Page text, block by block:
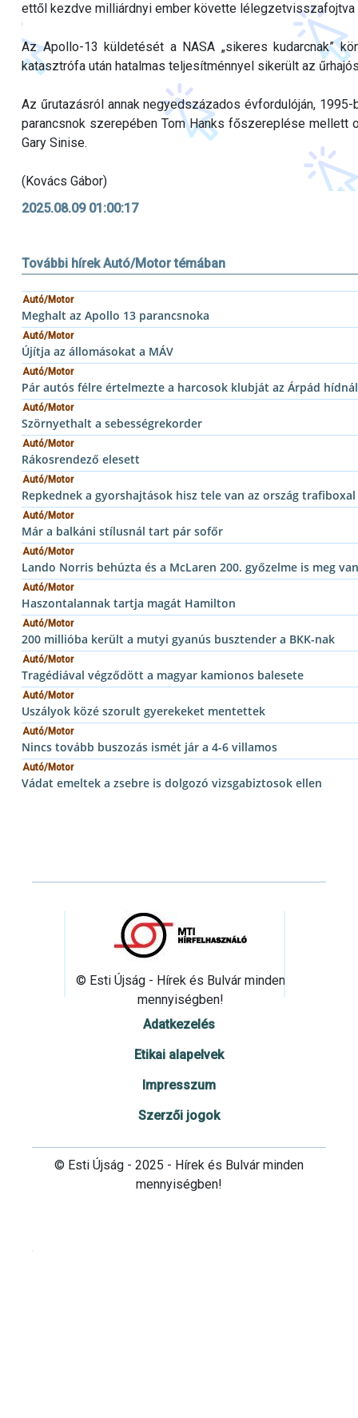
ettől kezdve milliárdnyi ember követte lélegzetvisszafojtva
Az Apollo-13 küldetését a NASA „sikeres kudarcnak”
katasztrófa után hatalmas teljesítménnyel sikerült az
Az űrutazásról annak negyedszázados évfordulóján,
parancsnok szerepében Tom Hanks főszereplése mellett
Gary Sinise.
(Kovács Gábor)
2025.08.09 01:00:17
További hírek Autó/Motor témában
Autó/Motor
Meghalt az Apollo 13 parancsnoka
Autó/Motor
Újítja az állomásokat a MÁV
Autó/Motor
Pár autós félre értelmezte a harcosok klubját az Árpád hídnál
Autó/Motor
Szörnyethalt a sebességrekorder
Autó/Motor
Rákosrendező elesett
Autó/Motor
Repkednek a gyorshajtások hisz tele van az ország trafiboxal
Autó/Motor
Már a balkáni stílusnál tart pár sofőr
Autó/Motor
Lando Norris behúzta és a McLaren 200. győzelme is meg van
Autó/Motor
Haszontalannak tartja magát Hamilton
Autó/Motor
200 millióba került a mutyi gyanús busztender a BKK-nak
Autó/Motor
Tragédiával végződött a magyar kamionos balesete
Autó/Motor
Uszályok közé szorult gyerekeket mentettek
Autó/Motor
Nincs tovább buszozás ismét jár a 4-6 villamos
Autó/Motor
Vádat emeltek a zsebre is dolgozó vizsgabiztosok ellen
© Esti Újság - Hírek és Bulvár minden
mennyiségben!
Adatkezelés
Etikai alapelvek
Impresszum
Szerzői jogok
© Esti Újság - 2025 - Hírek és Bulvár minden
mennyiségben!